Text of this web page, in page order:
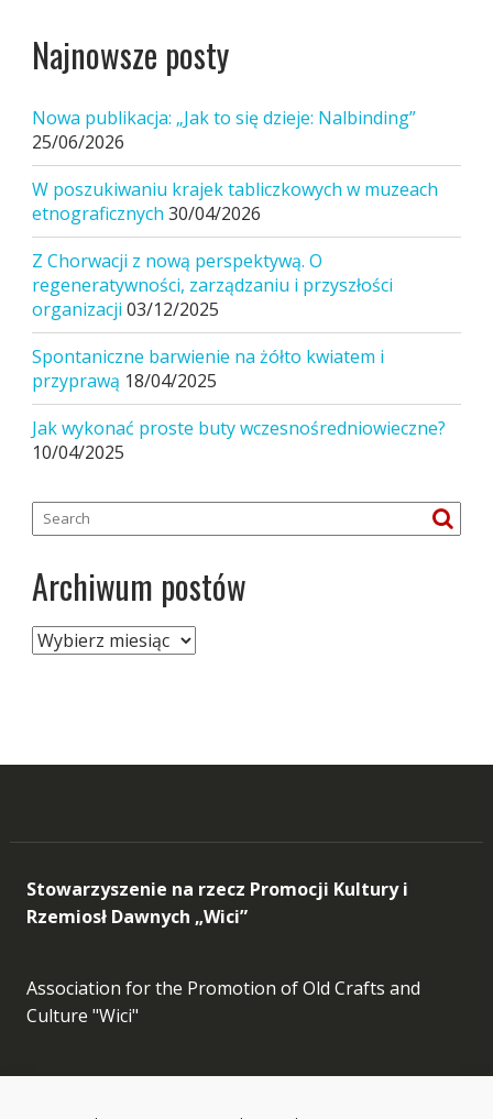
Najnowsze posty
Nowa publikacja: „Jak to się dzieje: Nalbinding”
25/06/2026
W poszukiwaniu krajek tabliczkowych w muzeach
etnograficznych 30/04/2026
Z Chorwacji z nową perspektywą. O
regeneratywności, zarządzaniu i przyszłości
organizacji 03/12/2025
Spontaniczne barwienie na żółto kwiatem i
przyprawą 18/04/2025
Jak wykonać proste buty wczesnośredniowieczne?
10/04/2025
Archiwum postów
Archiwum
postów
Stowarzyszenie na rzecz Promocji Kultury i
Rzemiosł Dawnych „Wici”
Association for the Promotion of Old Crafts and
Culture "Wici"
Facebook
Instagram
LinkedIn
Etsy